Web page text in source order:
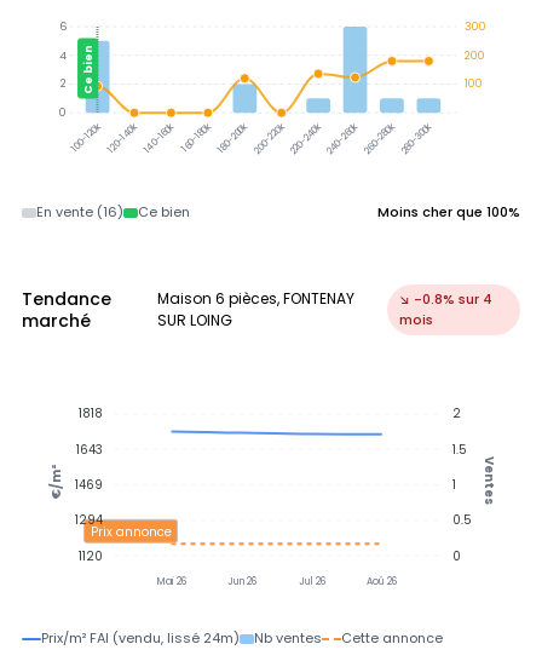
100-120k 120-140k 140-160k160-180k 180-200k200-220k220-240k240-260k260-280k280-300k
Ce bien
300
200
100
6
4
2
0
En vente (16) Ce bien Moins cher que 100%
Tendance
marché
Maison 6 pièces, FONTENAY
SUR LOING
↘ -0.8% sur 4
mois
Mai 26 Jun 26 Jul 26 Aoû 26
Prix annonce
2
1.5
1
0.5
0
Ventes
1818
1643
1469
1294
1120
€/m²
Prix/m² FAI (vendu, lissé 24m) Nb ventes Cette annonce